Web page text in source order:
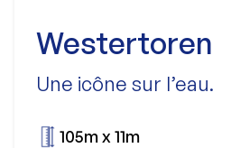
Westertoren
Une icône sur l’eau.
105m x 11m